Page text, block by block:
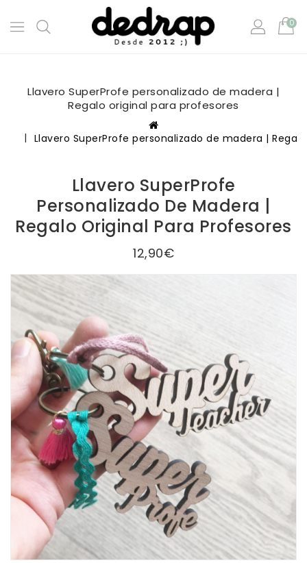
0
Llavero SuperProfe personalizado de madera |
Regalo original para profesores
Llavero SuperProfe personalizado de madera |
Llavero SuperProfe
Personalizado De Madera |
Regalo Original Para Profesores
12,90€